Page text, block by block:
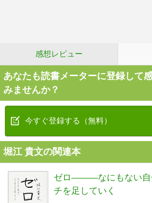
感想レビュー
あなたも読書メーターに登録して
みませんか？
今すぐ登録する（無料）
堀江 貴文の関連本
ゼロ―――なにもない自
チを足していく